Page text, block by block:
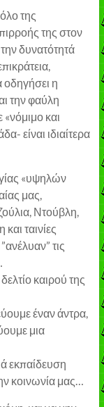
της
της στον
δυνατότητά
οδηγήσει η
την φαύλη
και
είναι ιδιαίτερα
«υψηλών
μας,
Ντούβλη,
ταινίες
τις
καιρού της
έναν άντρα,
μια
εκπαίδευση
κοινωνία μας…